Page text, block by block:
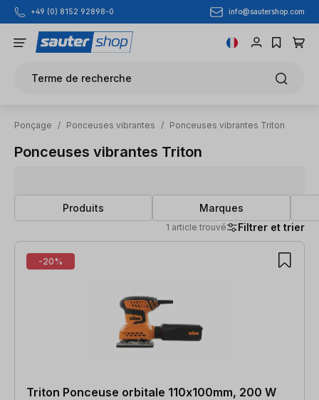
Passer au contenu principal
+49 (0) 8152 92898-0 info@sautershop.com
Terme de recherche
Ponçage / Ponceuses vibrantes / Ponceuses vibrantes Triton
Ponceuses vibrantes Triton
Produits Marques
1 article trouvé Filtrer et trier
1 article trouvé
-20%
Triton Ponceuse orbitale 110x100mm, 200 W